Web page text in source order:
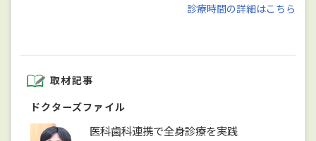
診療時間の詳細はこちら
取材記事
ドクターズファイル
医科歯科連携で全身診療を実践